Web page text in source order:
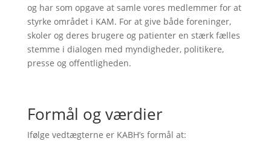
og har som opgave at samle vores medlemmer for at
styrke området i KAM. For at give både foreninger,
skoler og deres brugere og patienter en stærk fælles
stemme i dialogen med myndigheder, politikere,
presse og offentligheden.
Formål og værdier
Ifølge vedtægterne er KABH’s formål at: